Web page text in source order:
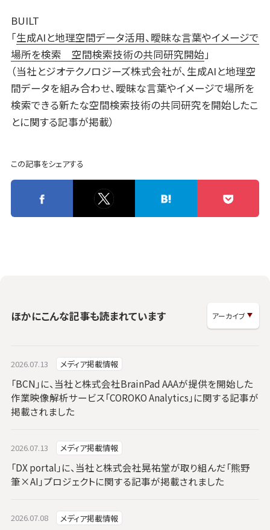
BUILT
「生成AIと地理空間データ活用、曖昧な言葉やイメージで
場所を検索 空間検索技術の共同研究開始」
（当社とジオテクノロジーズ株式会社が、生成AIと地理空
間データを組み合わせ、曖昧な言葉やイメージで場所を
検索できる新たな空間検索技術の共同研究を開始したこ
とに関する記事が掲載）
この記事をシェアする
ほかにこんな記事も読まれています
2026.07.13 メディア掲載情報
「BCN」に、当社と株式会社BrainPad AAAが提供を開始した
作業映像解析サービス「COROKO Analytics」に関する記事が
掲載されました
2026.07.13 メディア掲載情報
「DX portal」に、当社と株式会社晃祐堂が取り組んだ「熊野
筆×AI」プロジェクトに関する記事が掲載されました
2026.07.08 メディア掲載情報